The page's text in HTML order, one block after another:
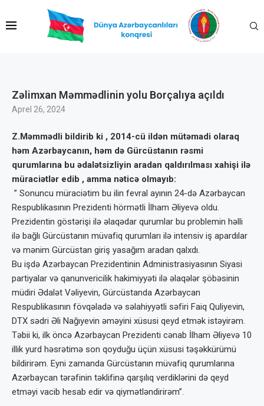
Zəlimxan Məmmədlinin yolu Borçalıya açıldı
Aprel 26, 2024
Z.Məmmədli bildirib ki , 2014-cü ildən mütəmadi olaraq
həm Azərbaycanın, həm də Gürcüstanın rəsmi
qurumlarına bu ədalətsizliyin aradan qaldırılması xahişi ilə
müraciətlər edib , amma nəticə olmayıb:
” Sonuncu müraciətim bu ilin fevral ayının 24-də Azərbaycan
Respublikasının Prezidenti hörmətli İlham Əliyevə oldu.
Prezidentin göstərişi ilə əlaqədar qurumlar bu problemin həlli
ilə bağlı Gürcüstanın müvafiq qurumları ilə intensiv iş apardılar
və mənim Gürcüstan giriş yasağım aradan qalxdı.
Bu işdə Azərbaycan Prezidentinin Administrasiyasının Siyasi
partiyalar və qanunvericilik hakimiyyəti ilə əlaqələr şöbəsinin
müdiri Ədalət Vəliyevin, Gürcüstanda Azərbaycan
Respublikasının fövqəladə və səlahiyyətli səfiri Faiq Quliyevin,
DTX sədri Əli Nağıyevin əməyini xüsusi qeyd etmək istəyirəm.
Təbii ki, ilk öncə Azərbaycan Prezidenti cənab İlham Əliyevə 10
illik yurd həsrətimə son qoyduğu üçün xüsusi təşəkkürümü
bildirirəm. Eyni zamanda Gürcüstanın müvafiq qurumlarına
Azərbaycan tərəfinin təklifinə qarşılıq verdiklərini də qeyd
etməyi vacib hesab edir və qiymətləndirirəm”.